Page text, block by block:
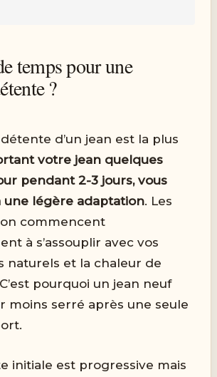
temps pour une
?
d’un jean est la plus
votre jean quelques
pendant 2-3 jours, vous
une légère adaptation. Les
commencent
à s’assouplir avec vos
naturels et la chaleur de
pourquoi un jean neuf
moins serré après une seule
initiale est progressive mais